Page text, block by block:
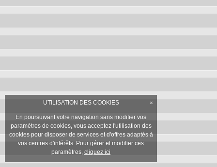
UTILISATION DES COOKIES ×
En poursuivant votre navigation sans modifier vos
paramètres de cookies, vous acceptez l'utilisation des
cookies pour disposer de services et d'offres adaptés à
vos centres d'intérêts. Pour gérer et modifier ces
paramètres, cliquez ici